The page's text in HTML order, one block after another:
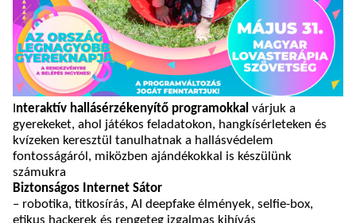
nteraktív hallásérzékenyítő programokkal várjuk a
gyerekeket, ahol játékos feladatokon, hangkísérleteken és
kvízeken keresztül tanulhatnak a hallásvédelem
fontosságáról, miközben ajándékokkal is készülünk
számukra
Biztonságos Internet Sátor
– robotika, titkosírás, AI deepfake élmények, selfie-box,
etikus hackerek és rengeteg izgalmas kihívás